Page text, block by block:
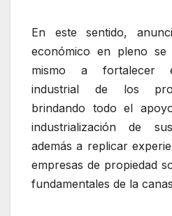
En este sentido,
económico en pleno se
mismo a fortalecer
industrial de los
brindando todo el
industrialización de
además a replicar
empresas de propiedad
fundamentales de la